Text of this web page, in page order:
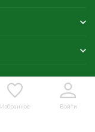
Избранное Войти